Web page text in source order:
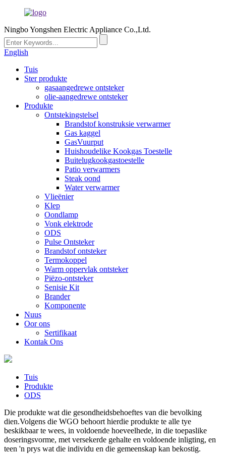
Ningbo Yongshen Electric Appliance Co.,Ltd.
English
Tuis
Ster produkte
gasaangedrewe ontsteker
olie-aangedrewe ontsteker
Produkte
Ontstekingstelsel
Brandstof konstruksie verwarmer
Gas kaggel
GasVuurput
Huishoudelike Kookgas Toestelle
Buitelugkookgastoestelle
Patio verwarmers
Steak oond
Water verwarmer
Vlieënier
Klep
Oondlamp
Vonk elektrode
ODS
Pulse Ontsteker
Brandstof ontsteker
Termokoppel
Warm oppervlak ontsteker
Piëzo-ontsteker
Senisie Kit
Brander
Komponente
Nuus
Oor ons
Sertifikaat
Kontak Ons
Tuis
Produkte
ODS
Die produkte wat die gesondheidsbehoeftes van die bevolking
dien.Volgens die WGO behoort hierdie produkte te alle tye
beskikbaar te wees, in voldoende hoeveelhede, in die toepaslike
doseringsvorme, met versekerde gehalte en voldoende inligting, en
teen 'n prys wat die individu en die gemeenskap kan bekostig.